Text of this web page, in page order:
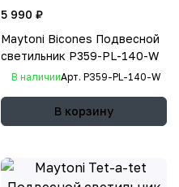
5 990 ₽
Maytoni Bicones Подвесной
светильник P359-PL-140-W
В наличииАрт. P359-PL-140-W
В корзину